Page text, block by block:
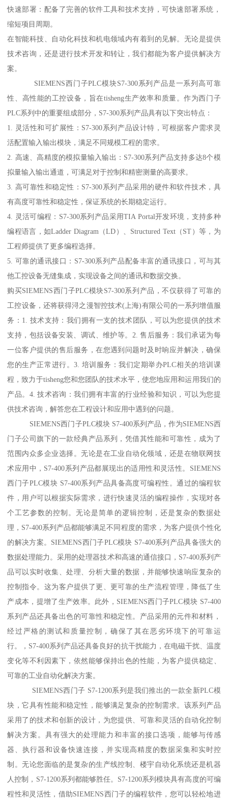
快速部署：配备了完善的软件工具和技术支持，可快速部署系统，
缩短项目周期。
在智能科技、自动化科技和机电领域内有着到的见解。无论是提供
技术咨询，还是进行技术开发和转让，我们都能为客户提供解决方
案。
SIEMENS西门子PLC模块S7-300系列产品是一系列高可靠
性、高性能的工控设备，旨在tisheng生产效率和质量。作为西门子
PLC系列中的重要组成部分，S7-300系列产品具有以下突出特点：
1. 灵活性和可扩展性：S7-300系列产品设计特，可根据客户需求灵
活配置输入输出模块，满足不同规模工程的需求。
2. 高速、高精度的模拟量输入输出：S7-300系列产品支持多达8个模
拟量输入输出通道，可满足对于控制和精密测量的高要求。
3. 高可靠性和稳定性：S7-300系列产品采用的硬件和软件技术，具
有高度可靠性和稳定性，保证系统的长期稳定运行。
4. 灵活可编程：S7-300系列产品采用TIA Portal开发环境，支持多种
编程语言，如Ladder Diagram（LD）、Structured Text（ST）等，为
工程师提供了更多编程选择。
5. 可靠的通讯接口：S7-300系列产品配备丰富的通讯接口，可与其
他工控设备无缝集成，实现设备之间的通讯和数据交换。
购买SIEMENS西门子PLC模块S7-300系列产品，不仅获得了可靠的
工控设备，还将获得浔之漫智控技术(上海)有限公司的一系列增值服
务：1. 技术支持：我们拥有一支的技术团队，可以为您提供的技术
支持，包括设备安装、调试、维护等。2. 售后服务：我们承诺为每
一位客户提供的售后服务，在您遇到问题时及时响应并解决，确保
您的生产正常进行。3. 培训服务：我们定期举办PLC相关的培训课
程，致力于tisheng您和您团队的技术水平，使您地应用和运用我们的
产品。4. 技术咨询：我们拥有丰富的行业经验和知识，可以为您提
供技术咨询，解答您在工程设计和应用中遇到的问题。
SIEMENS西门子PLC模块 S7-400系列产品，作为SIEMENS西
门子公司旗下的一款经典产品系列，凭借其性能和可靠性，成为了
范围内众多企业选择。无论是在工业自动化领域，还是在物联网技
术应用中，S7-400系列产品都展现出的适用性和灵活性。SIEMENS
西门子PLC模块 S7-400系列产品具备高度可编程性。通过的编程软
件，用户可以根据实际需求，进行快速灵活的编程操作，实现对各
个工艺参数的控制。无论是简单的逻辑控制，还是复杂的数据处
理，S7-400系列产品都能够满足不同程度的需求，为客户提供个性化
的解决方案。SIEMENS西门子PLC模块 S7-400系列产品具备强大的
数据处理能力。采用的处理器技术和高速的通信接口，S7-400系列产
品可以实时收集、处理、分析大量的数据，并能够快速响应复杂的
控制指令。这为客户提供了更、更可靠的生产流程管理，降低了生
产成本，提增了生产效率。此外，SIEMENS西门子PLC模块 S7-400
系列产品还具备出色的可靠性和稳定性。产品采用的元件和材料，
经过严格的测试和质量控制，确保了其在恶劣环境下的可靠运
行。，S7-400系列产品还具备良好的抗干扰能力，在电磁干扰、温度
变化等不利因素下，依然能够保持出色的性能，为客户提供稳定、
可靠的工业自动化解决方案。
SIEMENS西门子 S7-1200系列是我们推出的一款全新PLC模
块，它具有性能和稳定性，能够满足复杂的控制需求。该系列产品
采用了的技术和创新的设计，为您提供、可靠和灵活的自动化控制
解决方案。具有强大的处理能力和丰富的接口选项，能够与传感
器、执行器和设备快速连接，并实现高精度的数据采集和实时控
制。无论您面临的是复杂的生产线控制、楼宇自动化系统还是机器
人控制，S7-1200系列都能够胜任。S7-1200系列模块具有高度的可编
程性和灵活性，借助SIEMENS西门子的编程软件，您可以轻松地进